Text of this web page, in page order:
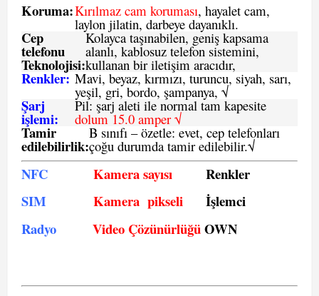
Koruma:Kırılmaz cam koruması, hayalet cam,
laylon jilatin, darbeye dayanıklı.
Cep
telefonu
Teknolojisi:
Kolayca taşınabilen, geniş kapsama
alanlı, kablosuz telefon sistemini,
kullanan bir iletişim aracıdır,
Renkler: Mavi, beyaz, kırmızı, turuncu, siyah, sarı,
yeşil, gri, bordo, şampanya, √
Şarj
işlemi:
Pil: şarj aleti ile normal tam kapesite
dolum 15.0 amper √
Tamir
edilebilirlik:
B sınıfı – özetle: evet, cep telefonları
çoğu durumda tamir edilebilir.√
NFC Kamera sayısı
Renkler
SIM
Kamera pikseli
İşlemci
Radyo
Video ÇözünürlüğüOWN